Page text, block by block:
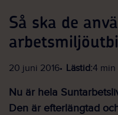
Så ska de
20 juni 2016 Lästid:4 min
Nu är hela
Den är efterlängtad